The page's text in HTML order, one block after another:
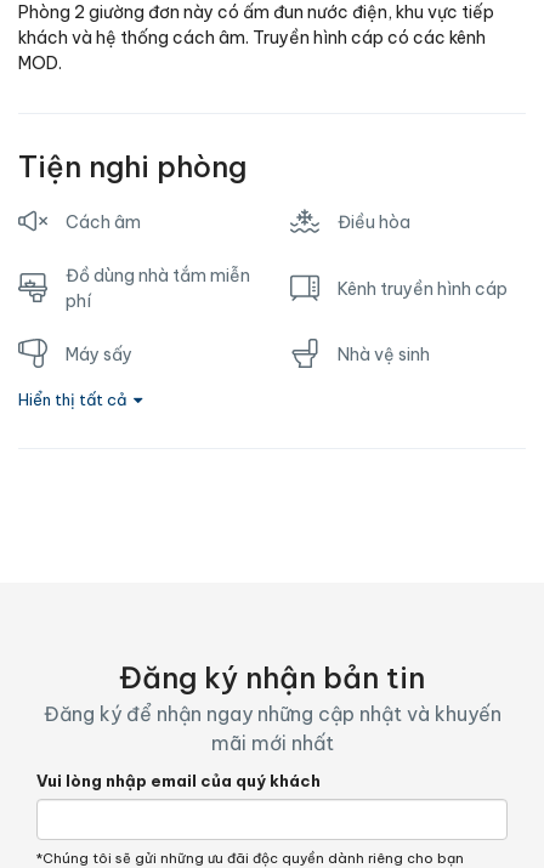
Phòng 2 giường đơn này có ấm đun nước điện, khu vực tiếp
khách và hệ thống cách âm. Truyền hình cáp có các kênh
MOD.
Tiện nghi phòng
Cách âm Điều hòa
Đồ dùng nhà tắm miễn
phí
Kênh truyền hình cáp
Máy sấy Nhà vệ sinh
Nước nóng
Hiển thị tất cả
Đăng ký nhận bản tin
Đăng ký để nhận ngay những cập nhật và khuyến
mãi mới nhất
Vui lòng nhập email của quý khách
*Chúng tôi sẽ gửi những ưu đãi độc quyền dành riêng cho bạn